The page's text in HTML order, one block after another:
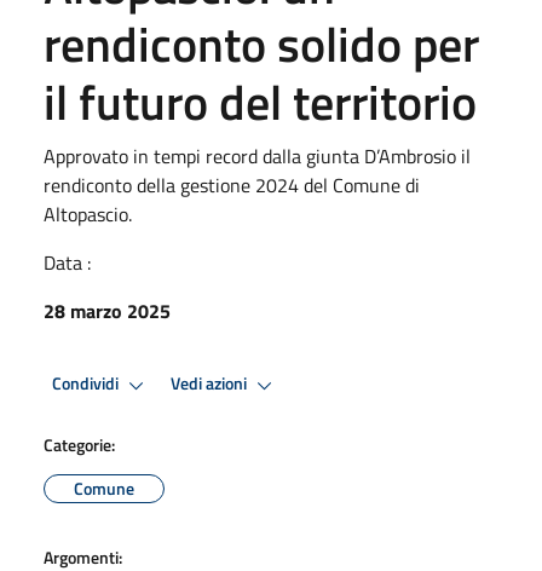
rendiconto solido per
il futuro del territorio
Approvato in tempi record dalla giunta D’Ambrosio il
rendiconto della gestione 2024 del Comune di
Altopascio.
Data :
28 marzo 2025
Condividi Vedi azioni
Categorie:
Comune
Argomenti: